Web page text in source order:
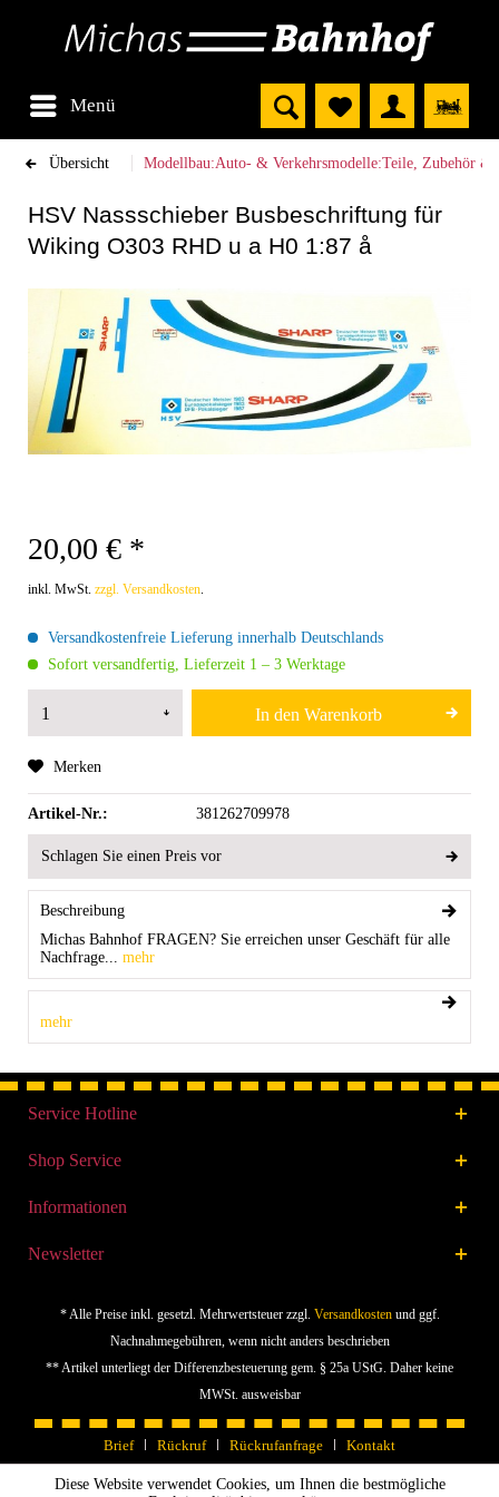
Menü
Übersicht Modellbau:Auto- & Verkehrsmodelle:Teile, Zubehör &
HSV Nassschieber Busbeschriftung für
Wiking O303 RHD u a H0 1:87 å
20,00 € *
inkl. MwSt. zzgl. Versandkosten.
Versandkostenfreie Lieferung innerhalb Deutschlands
Sofort versandfertig, Lieferzeit 1 – 3 Werktage
In den Warenkorb
Merken
Artikel-Nr.: 381262709978
Schlagen Sie einen Preis vor
Beschreibung
Michas Bahnhof FRAGEN? Sie erreichen unser Geschäft für alle
Nachfrage... mehr
mehr
Service Hotline
Shop Service
Informationen
Newsletter
* Alle Preise inkl. gesetzl. Mehrwertsteuer zzgl. Versandkostenund ggf.
Nachnahmegebühren, wenn nicht anders beschrieben
** Artikel unterliegt der Differenzbesteuerung gem. § 25a UStG. Daher keine
MWSt. ausweisbar
Brief Rückruf Rückrufanfrage Kontakt
Diese Website verwendet Cookies, um Ihnen die bestmögliche